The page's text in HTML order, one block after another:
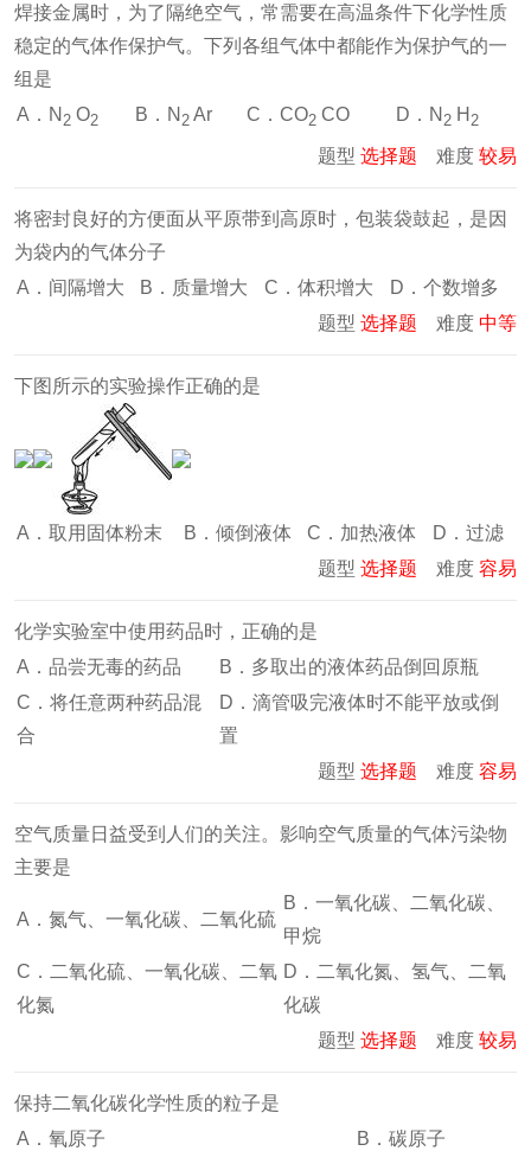
焊接金属时，为了隔绝空气，常需要在高温条件下化学性质
稳定的气体作保护气。下列各组气体中都能作为保护气的一
组是
A．N 2 O2 B．N 2 Ar C．CO2 CO D．N 2 H 2
题型 选择题 难度 较易
将密封良好的方便面从平原带到高原时，包装袋鼓起，是因
为袋内的气体分子
A．间隔增大
B．质量增大 C．体积增大
D．个数增多
题型 选择题 难度 中等
下图所示的实验操作正确的是
A．取用固体粉末 B．倾倒液体 C．加热液体
D．过滤
题型 选择题 难度 容易
化学实验室中使用药品时，正确的是
A．品尝无毒的药品
B．多取出的液体药品倒回原瓶
C．将任意两种药品混
合
D．滴管吸完液体时不能平放或倒
置
题型 选择题 难度 容易
空气质量日益受到人们的关注。影响空气质量的气体污染物
主要是
A．氮气、一氧化碳、二氧化硫
B．一氧化碳、二氧化碳、
甲烷
C．二氧化硫、一氧化碳、二氧
化氮
D．二氧化氮、氢气、二氧
化碳
题型 选择题 难度 较易
保持二氧化碳化学性质的粒子是
A．氧原子
B．碳原子